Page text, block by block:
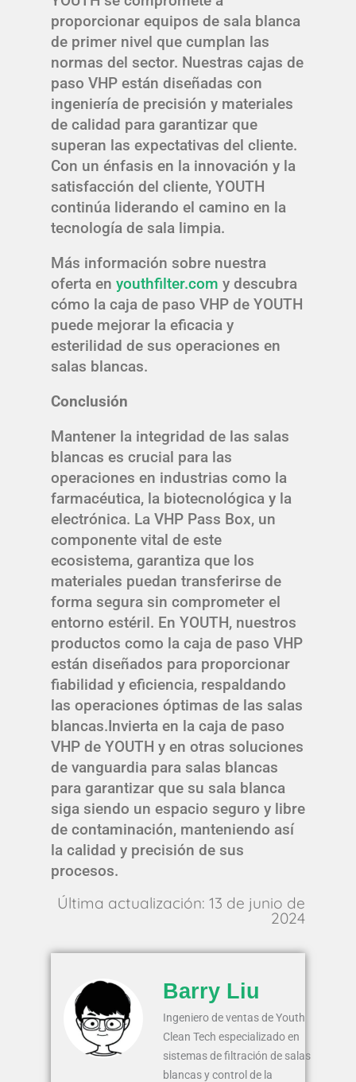
proporcionar equipos de sala blanca
de primer nivel que cumplan las
normas del sector. Nuestras cajas de
paso VHP están diseñadas con
ingeniería de precisión y materiales
de calidad para garantizar que
superan las expectativas del cliente.
Con un énfasis en la innovación y la
satisfacción del cliente, YOUTH
continúa liderando el camino en la
tecnología de sala limpia.
Más información sobre nuestra
oferta en youthfilter.com y descubra
cómo la caja de paso VHP de YOUTH
puede mejorar la eficacia y
esterilidad de sus operaciones en
salas blancas.
Conclusión
Mantener la integridad de las salas
blancas es crucial para las
operaciones en industrias como la
farmacéutica, la biotecnológica y la
electrónica. La VHP Pass Box, un
componente vital de este
ecosistema, garantiza que los
materiales puedan transferirse de
forma segura sin comprometer el
entorno estéril. En YOUTH, nuestros
productos como la caja de paso VHP
están diseñados para proporcionar
fiabilidad y eficiencia, respaldando
las operaciones óptimas de las salas
blancas.Invierta en la caja de paso
VHP de YOUTH y en otras soluciones
de vanguardia para salas blancas
para garantizar que su sala blanca
siga siendo un espacio seguro y libre
de contaminación, manteniendo así
la calidad y precisión de sus
procesos.
Última actualización: 13 de junio de
2024
Barry Liu
Ingeniero de ventas de Youth
Clean Tech especializado en
sistemas de filtración de salas
blancas y control de la